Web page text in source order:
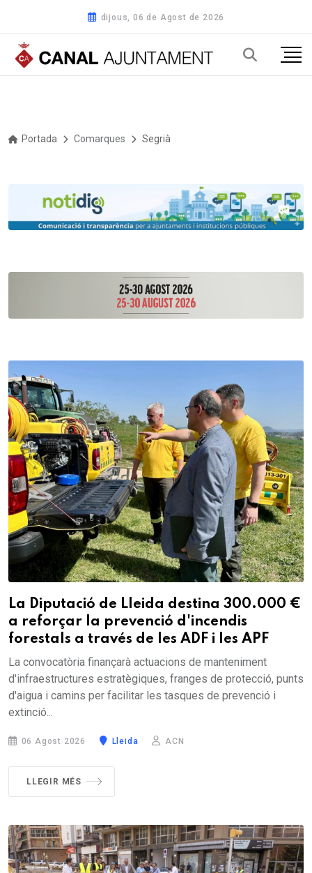
dijous, 06 de Agost de 2026
Portada Comarques Segrià
La Diputació de Lleida destina 300.000 €
a reforçar la prevenció d'incendis
forestals a través de les ADF i les APF
La convocatòria finançarà actuacions de manteniment
d'infraestructures estratègiques, franges de protecció, punts
d'aigua i camins per facilitar les tasques de prevenció i
extinció...
06 Agost 2026 Lleida ACN
LLEGIR MÉS